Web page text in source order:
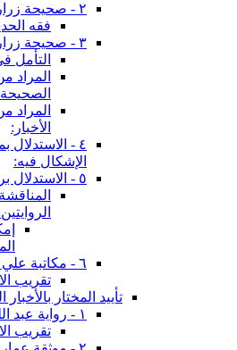
٢ - صحيحة زرارة الثانية:
فقه
٣ - صحيحة زرارة الثالثة:
التأمل في
المراد من
الصحيحة:
المراد من
الأخبار:
٤ - الاستدلال
الإشكال فيه:
٥ - الاستدلال برواية الخصال و رواية اخرى:
المناقشة
الروايتين:
٦ - مكاتبة علي بن محمد القاساني:
تقريب
تأييد المختار بالأخبار
١ - رواية عبد الله بن سنان:
تقريب